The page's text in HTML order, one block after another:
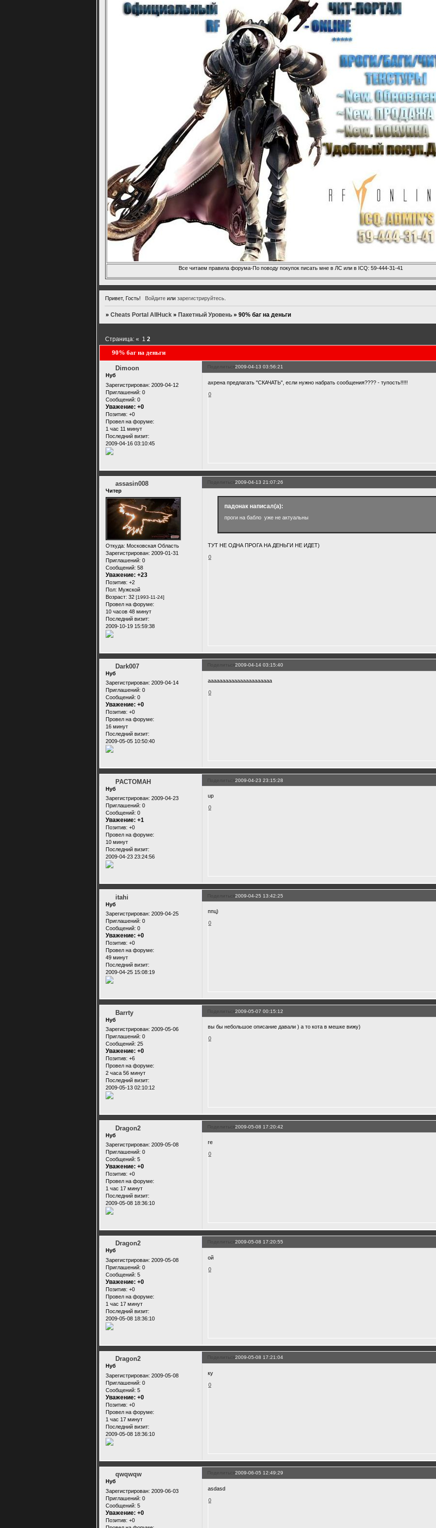
Все читаем правила форума-По поводу покупок писать мне в ЛС или в ICQ: 59-444-31-41
Привет, Гость! Войдитеили зарегистрируйтесь.
»Cheats Portal AllHuck » Пакетный Уровень »90% баг на деньги
90% баг на деньги
Страница:« 1 2
Поделиться2009-04-13 03:56:21
Dimoon
Нуб
Зарегистрирован: 2009-04-12
Приглашений: 0
Сообщений: 0
Уважение: +0
Позитив: +0
Провел на форуме:
1 час 11 минут
Последний визит:
2009-04-16 03:10:45
ахрена предлагать "СКАЧАТЬ", если нужно набрать сообщения???? - тупость!!!!!
0
Поделиться2009-04-13 21:07:26
assasin008
Читер
Откуда: Московская Область
Зарегистрирован: 2009-01-31
Приглашений: 0
Сообщений: 58
Уважение: +23
Позитив: +2
Пол: Мужской
Возраст: 32 [1993-11-24]
Провел на форуме:
10 часов 48 минут
Последний визит:
2009-10-19 15:59:38
падонак написал(а):
проги на бабло уже не актуальны
ТУТ НЕ ОДНА ПРОГА НА ДЕНЬГИ НЕ ИДЕТ)
0
Поделиться2009-04-14 03:15:40
Dark007
Нуб
Зарегистрирован: 2009-04-14
Приглашений: 0
Сообщений: 0
Уважение: +0
Позитив: +0
Провел на форуме:
16 минут
Последний визит:
2009-05-05 10:50:40
аааааааааааааааааааааа
0
Поделиться2009-04-23 23:15:28
PACTOMAH
Нуб
Зарегистрирован: 2009-04-23
Приглашений: 0
Сообщений: 0
Уважение: +1
Позитив: +0
Провел на форуме:
10 минут
Последний визит:
2009-04-23 23:24:56
up
0
Поделиться2009-04-25 13:42:25
itahi
Нуб
Зарегистрирован: 2009-04-25
Приглашений: 0
Сообщений: 0
Уважение: +0
Позитив: +0
Провел на форуме:
49 минут
Последний визит:
2009-04-25 15:08:19
ппц)
0
Поделиться2009-05-07 00:15:12
Barrty
Нуб
Зарегистрирован: 2009-05-06
Приглашений: 0
Сообщений: 25
Уважение: +0
Позитив: +6
Провел на форуме:
2 часа 56 минут
Последний визит:
2009-05-13 02:10:12
вы бы небольшое описание давали ) а то кота в мешке вижу)
0
Поделиться2009-05-08 17:20:42
Dragon2
Нуб
Зарегистрирован: 2009-05-08
Приглашений: 0
Сообщений: 5
Уважение: +0
Позитив: +0
Провел на форуме:
1 час 17 минут
Последний визит:
2009-05-08 18:36:10
re
0
Поделиться2009-05-08 17:20:55
Dragon2
Нуб
Зарегистрирован: 2009-05-08
Приглашений: 0
Сообщений: 5
Уважение: +0
Позитив: +0
Провел на форуме:
1 час 17 минут
Последний визит:
2009-05-08 18:36:10
ой
0
Поделиться2009-05-08 17:21:04
Dragon2
Нуб
Зарегистрирован: 2009-05-08
Приглашений: 0
Сообщений: 5
Уважение: +0
Позитив: +0
Провел на форуме:
1 час 17 минут
Последний визит:
2009-05-08 18:36:10
ку
0
Поделиться2009-06-05 12:49:29
qwqwqw
Нуб
Зарегистрирован: 2009-06-03
Приглашений: 0
Сообщений: 5
Уважение: +0
Позитив: +0
asdasd
0